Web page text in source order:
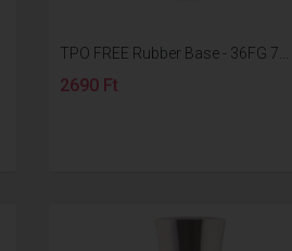
TPO FREE Rubber Base - 36FG 7...
2690 Ft